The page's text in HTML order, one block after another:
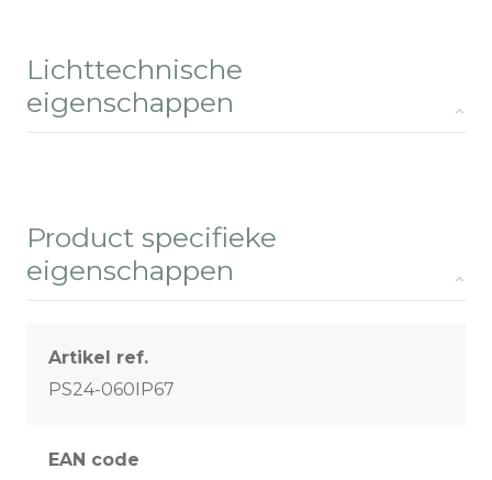
Lichttechnische
eigenschappen
Product specifieke
eigenschappen
Artikel ref.
PS24-060IP67
EAN code